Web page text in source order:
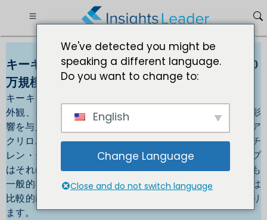
キーキャップ市場規模 2032年までに 7億 1,240
万規模
キーキャップはキーボードの顔であり、サウンド、感触、
外観、そしてボードの全体的なエクスペリエンスに最も影
響を与える要素の 1 つです。使用される材料は主に ABS (ア
クリロニトリル・ブタジエン・スチレン) と PBT (ポリブチ
レン・テレフタレート) の 2 種類です。 ABS キーキャップ
はそれほど高価ではなく、キーキャップに使用される最も
一般的なプラスチックです。ただし、PBT キーキャップは
比較的耐久性があり、時間の経過による磨耗が少なくなり
ます。
We've detected you might be
speaking a different language.
Do you want to change to:
English
Change Language
Close and do not switch language